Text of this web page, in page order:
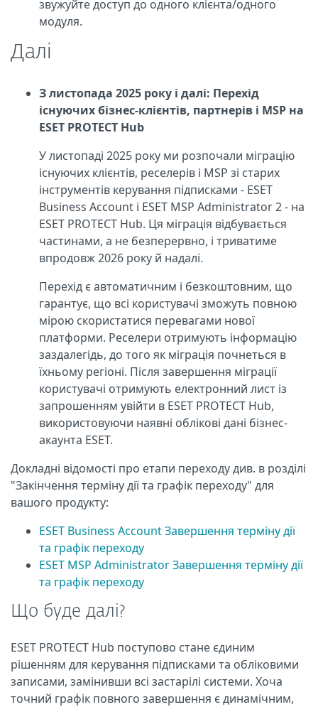
звужуйте доступ до одного клієнта/одного
модуля.
Далі
З листопада 2025 року і далі: Перехід
існуючих бізнес-клієнтів, партнерів і MSP на
ESET PROTECT Hub
У листопаді 2025 року ми розпочали міграцію
існуючих клієнтів, реселерів і MSP зі старих
інструментів керування підписками - ESET
Business Account і ESET MSP Administrator 2 - на
ESET PROTECT Hub. Ця міграція відбувається
частинами, а не безперервно, і триватиме
впродовж 2026 року й надалі.
Перехід є автоматичним і безкоштовним, що
гарантує, що всі користувачі зможуть повною
мірою скористатися перевагами нової
платформи. Реселери отримують інформацію
заздалегідь, до того як міграція почнеться в
їхньому регіоні. Після завершення міграції
користувачі отримують електронний лист із
запрошенням увійти в ESET PROTECT Hub,
використовуючи наявні облікові дані бізнес-
акаунта ESET.
Докладні відомості про етапи переходу див. в розділі
"Закінчення терміну дії та графік переходу" для
вашого продукту:
ESET Business Account Завершення терміну дії
та графік переходу
ESET MSP Administrator Завершення терміну дії
та графік переходу
Що буде далі?
ESET PROTECT Hub поступово стане єдиним
рішенням для керування підписками та обліковими
записами, замінивши всі застарілі системи. Хоча
точний графік повного завершення є динамічним,